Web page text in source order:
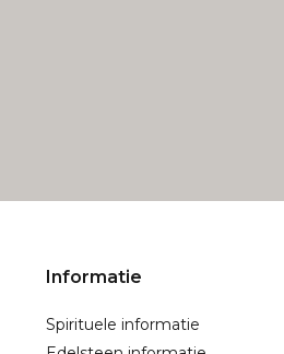
Informatie
Spirituele informatie